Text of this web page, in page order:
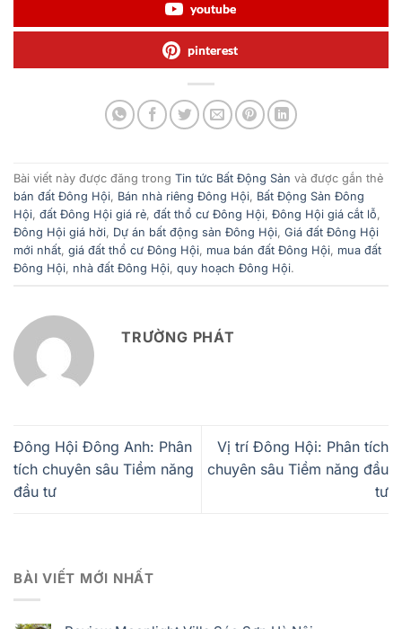
youtube
pinterest
Bài viết này được đăng trong Tin tức Bất Động Sản và được gắn thẻ
bán đất Đông Hội, Bán nhà riêng Đông Hội, Bất Động Sản Đông
Hội, đất Đông Hội giá rẻ, đất thổ cư Đông Hội, Đông Hội giá cắt lỗ,
Đông Hội giá hời, Dự án bất động sản Đông Hội, Giá đất Đông Hội
mới nhất, giá đất thổ cư Đông Hội, mua bán đất Đông Hội, mua đất
Đông Hội, nhà đất Đông Hội, quy hoạch Đông Hội.
TRƯỜNG PHÁT
Đông Hội Đông Anh: Phân
tích chuyên sâu Tiềm năng
đầu tư
Vị trí Đông Hội: Phân tích
chuyên sâu Tiềm năng đầu
tư
BÀI VIẾT MỚI NHẤT